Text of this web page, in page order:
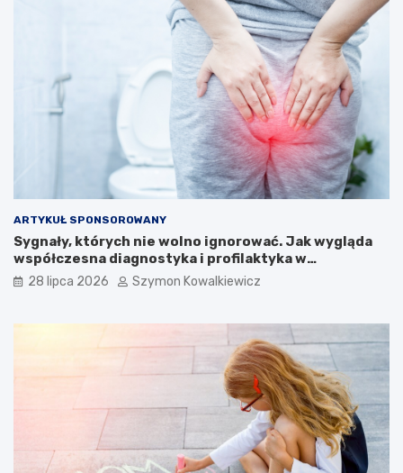
ARTYKUŁ SPONSOROWANY
Sygnały, których nie wolno ignorować. Jak wygląda
współczesna diagnostyka i profilaktyka w
proktologii?
28 lipca 2026 Szymon Kowalkiewicz